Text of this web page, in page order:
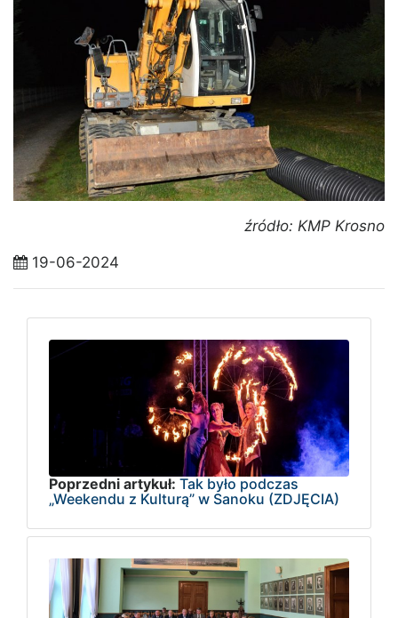
źródło: KMP Krosno
19-06-2024
Poprzedni artykuł: Tak było podczas
„Weekendu z Kulturą” w Sanoku (ZDJĘCIA)